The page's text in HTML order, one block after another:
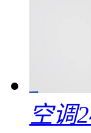
空调